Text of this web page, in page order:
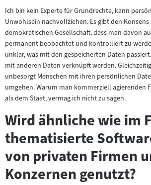
Ich bin kein Experte für Grundrechte, kann
Unwohlsein nachvollziehen. Es gibt den
demokratischen Gesellschaft, dass man davon
permanent beobachtet und kontrolliert zu
unklar, was mit den gespeicherten Daten
mit anderen Daten verknüpft werden.
unbesorgt Menschen mit ihren persönlichen
umgehen. Warum man kommerziell agierenden
als dem Staat, vermag ich nicht zu sagen.
Wird ähnliche wie im
thematisierte
von privaten Firmen
Konzernen genutzt?